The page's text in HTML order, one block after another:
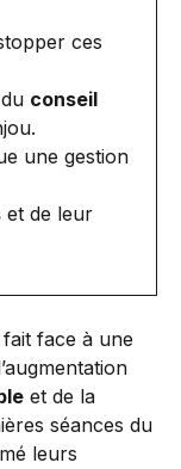
ces
conseil
une gestion
et de leur
fait face à une
et de la
séances du
leurs